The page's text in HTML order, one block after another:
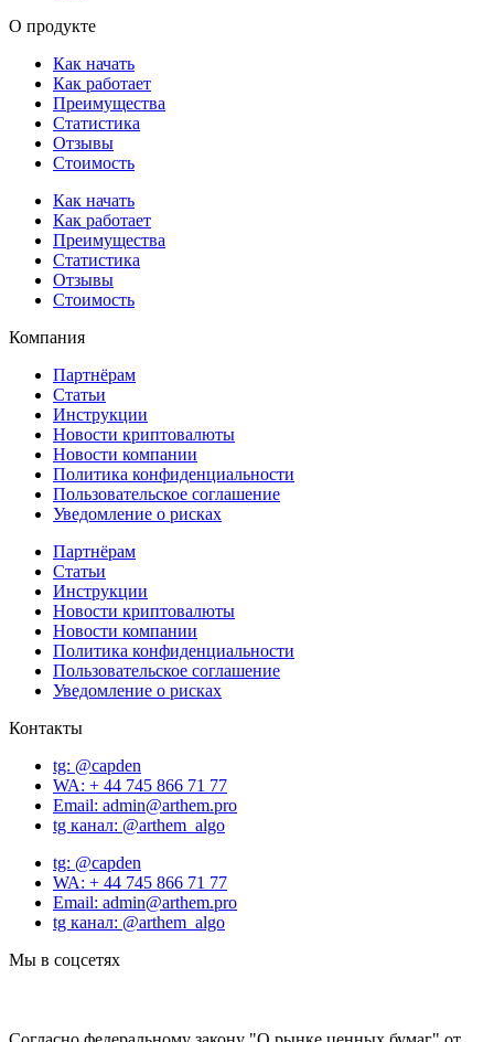
О продукте
Как начать
Как работает
Преимущества
Статистика
Отзывы
Стоимость
Как начать
Как работает
Преимущества
Статистика
Отзывы
Стоимость
Компания
Партнёрам
Статьи
Инструкции
Новости криптовалюты
Новости компании
Политика конфиденциальности
Пользовательское соглашение
Уведомление о рисках
Партнёрам
Статьи
Инструкции
Новости криптовалюты
Новости компании
Политика конфиденциальности
Пользовательское соглашение
Уведомление о рисках
Контакты
tg: @capden
WA: + 44 745 866 71 77
Email: admin@arthem.pro
tg канал: @arthem_algo
tg: @capden
WA: + 44 745 866 71 77
Email: admin@arthem.pro
tg канал: @arthem_algo
Мы в соцсетях